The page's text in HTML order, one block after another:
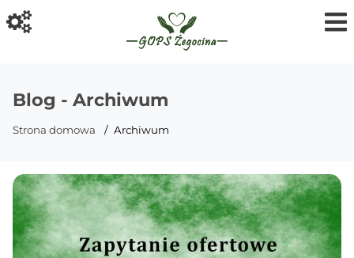
Blog - Archiwum
Strona domowa Archiwum